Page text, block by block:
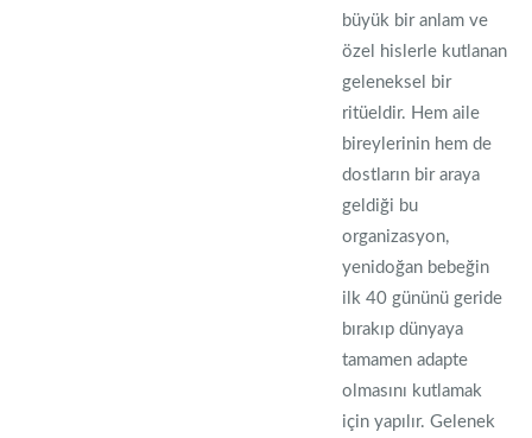
büyük bir anlam ve
özel hislerle kutlanan
geleneksel bir
ritüeldir. Hem aile
bireylerinin hem de
dostların bir araya
geldiği bu
organizasyon,
yenidoğan bebeğin
ilk 40 gününü geride
bırakıp dünyaya
tamamen adapte
olmasını kutlamak
için yapılır. Gelenek